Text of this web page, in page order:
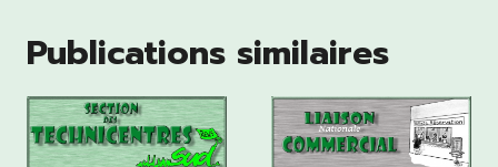
Publications similaires